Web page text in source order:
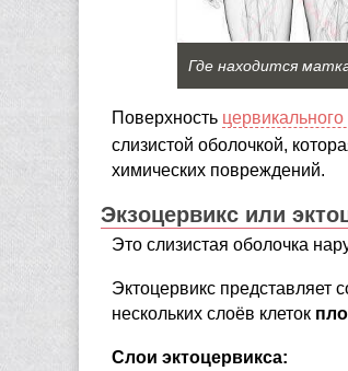
Где находится
Поверхность цервикального
слизистой оболочкой,
химических повреждений.
Экзоцервикс или
Это слизистая оболочка
Эктоцервикс представляет
нескольких слоёв клеток
Слои эктоцервикса: